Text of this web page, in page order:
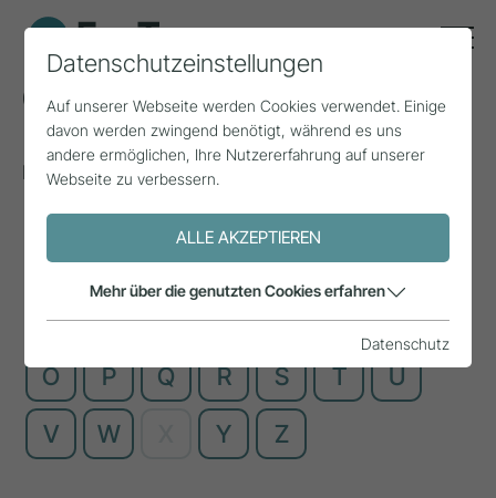
Glossar
Komplizierte Fachbegriffe, einfach erklärt
A B C D E F
G
H
I J K L M
N
O
P Q R S T
U
V
W Y Z
Datenschutzeinstellungen
Auf unserer Webseite werden Cookies verwendet. Einige
davon werden zwingend benötigt, während es uns
andere ermöglichen, Ihre Nutzererfahrung auf unserer
Webseite zu verbessern.
ALLE AKZEPTIEREN
Mehr über die genutzten Cookies erfahren
Datenschutz